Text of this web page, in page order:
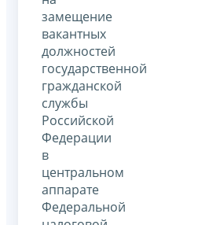
замещение
вакантных
должностей
государственной
гражданской
службы
Российской
Федерации
в
центральном
аппарате
Федеральной